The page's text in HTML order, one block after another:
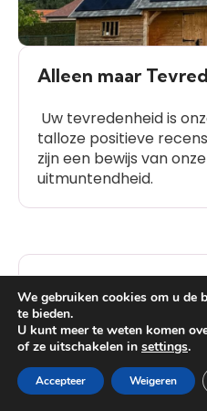
Alleen maar
Uw tevredenheid is
talloze positieve
zijn een bewijs van
uitmuntendheid.
Meer dan 1000
We hebben meer dan
installaties voltooid,
ervaring en
We gebruiken cookies om u de
te bieden.
U kunt meer te weten komen
of ze uitschakelen in settings.
Accepteer Weigeren